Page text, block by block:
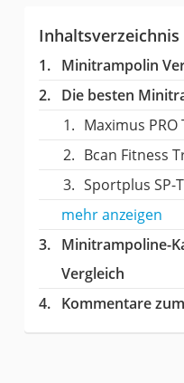
Inhaltsverzeichnis
Minitrampolin
Die besten
Maximus
Bcan Fitness
Sportplus ‎SP-
mehr anzeigen
Minitrampoline-
Vergleich
Kommentare